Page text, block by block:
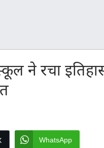
ने रचा
WhatsApp